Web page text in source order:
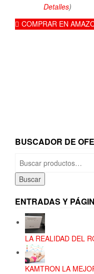
Detalles)
COMPRAR EN
BUSCADOR DE
por:
Buscar
ENTRADAS Y
LA REALIDAD DEL
KAMTRON LA